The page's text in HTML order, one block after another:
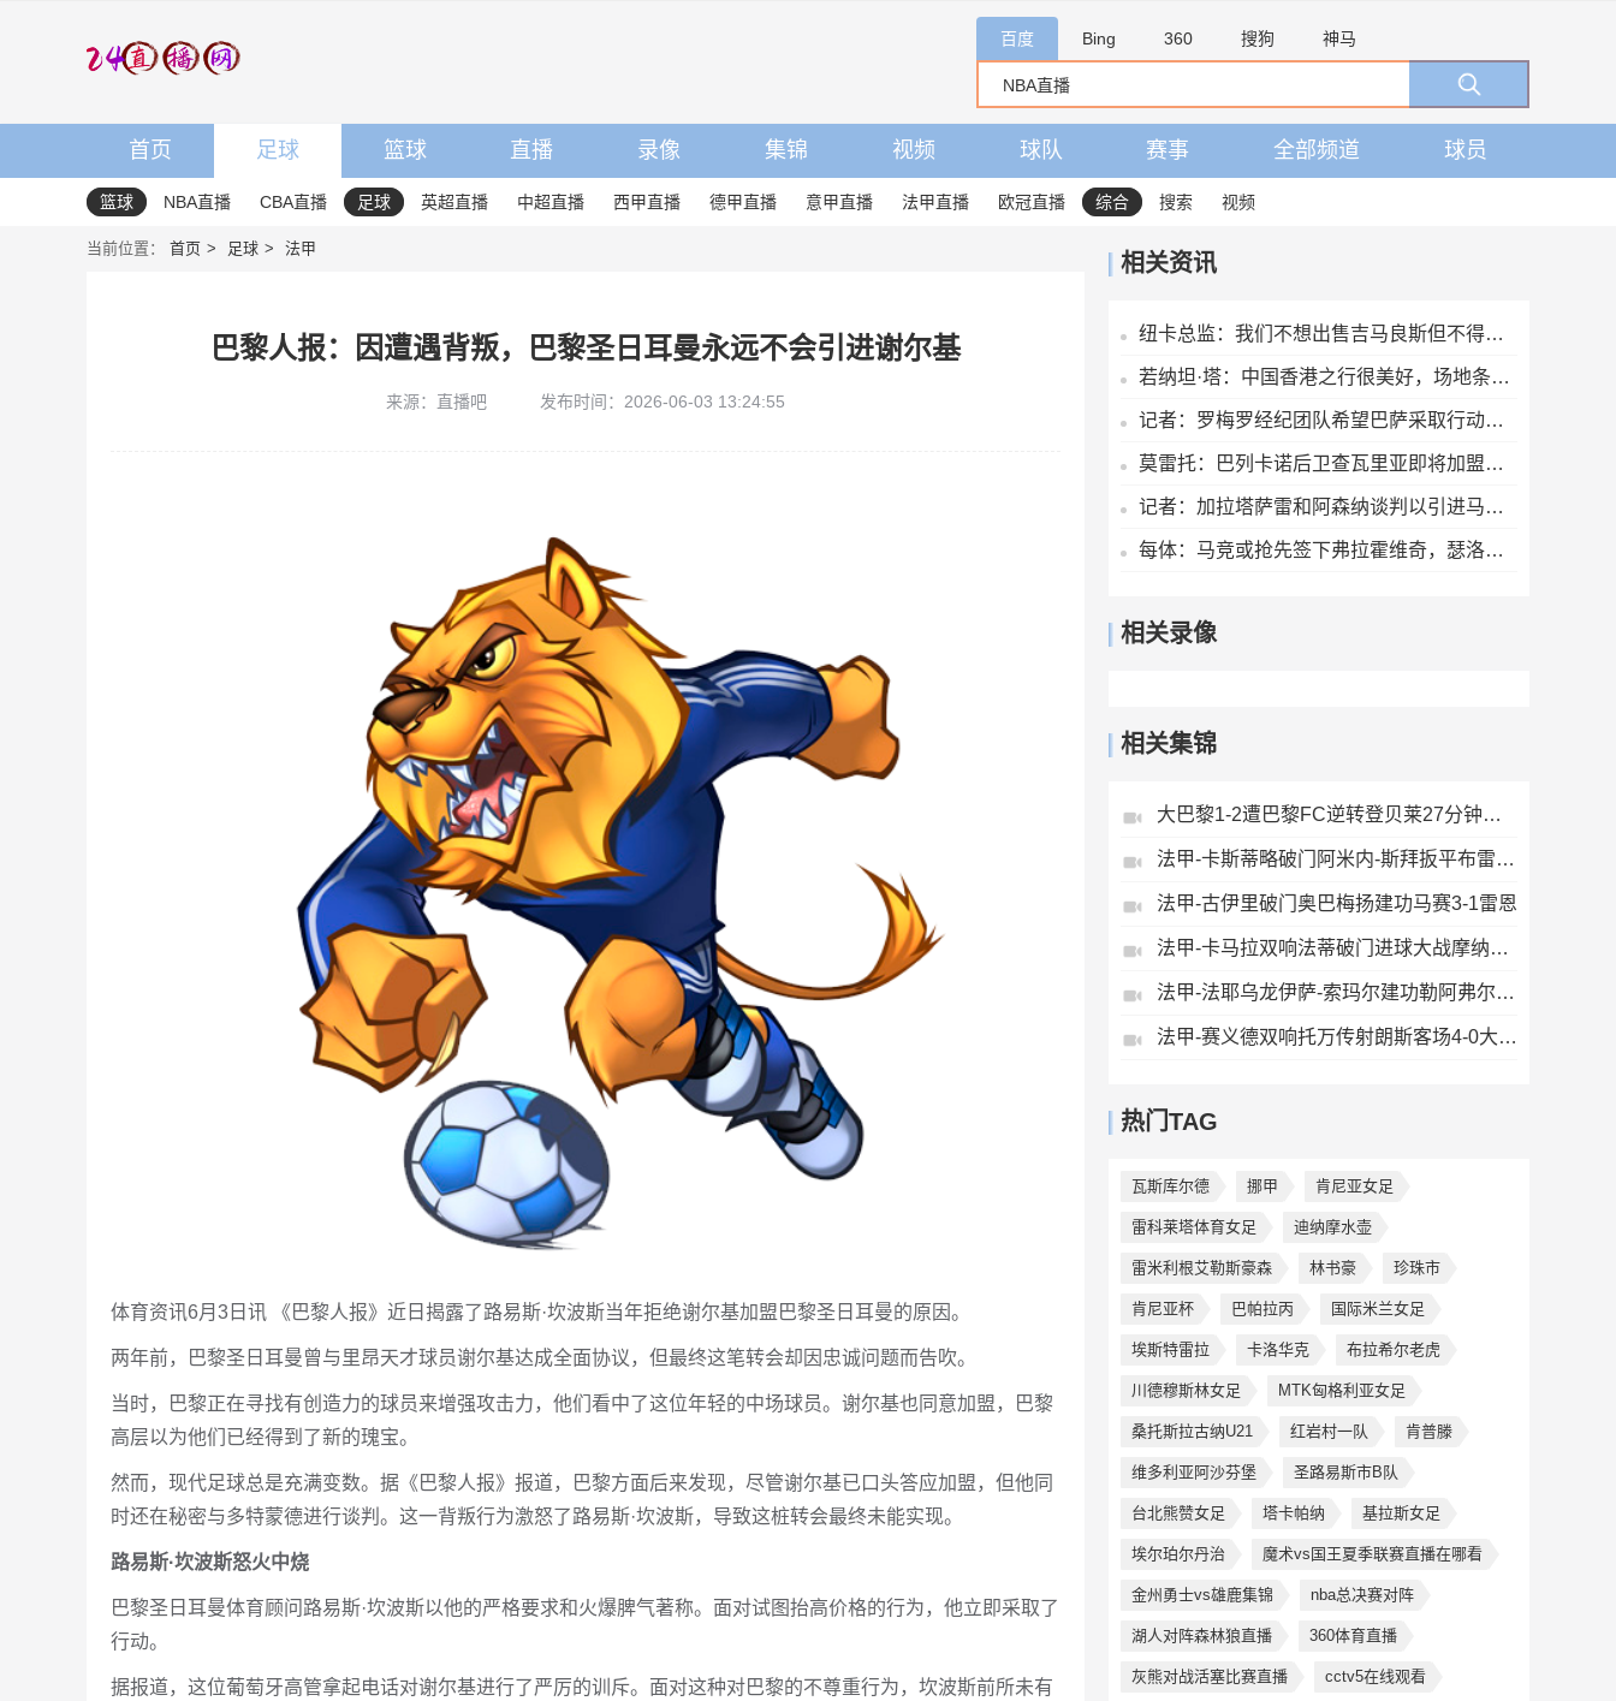
百度 Bing 360 搜狗 神马
首页 足球 篮球 直播 录像 集锦 视频 球队 赛事 全部频道 球员
篮球 NBA直播 CBA直播 足球 英超直播 中超直播 西甲直播 德甲直播 意甲直播 法甲直播 欧冠直播 综合 搜索 视频
当前位置： 首页 足球 法甲
巴黎人报：因遭遇背叛，巴黎圣日耳曼永远不会引进谢尔基
来源：直播吧 发布时间：2026-06-03 13:24:55
体育资讯6月3日讯 《巴黎人报》近日揭露了路易斯·坎波斯当年拒绝谢尔基加盟巴黎圣日耳曼的原因。
两年前，巴黎圣日耳曼曾与里昂天才球员谢尔基达成全面协议，但最终这笔转会却因忠诚问题而告吹。
当时，巴黎正在寻找有创造力的球员来增强攻击力，他们看中了这位年轻的中场球员。谢尔基也同意加盟，巴黎
高层以为他们已经得到了新的瑰宝。
然而，现代足球总是充满变数。据《巴黎人报》报道，巴黎方面后来发现，尽管谢尔基已口头答应加盟，但他同
时还在秘密与多特蒙德进行谈判。这一背叛行为激怒了路易斯·坎波斯，导致这桩转会最终未能实现。
路易斯·坎波斯怒火中烧
巴黎圣日耳曼体育顾问路易斯·坎波斯以他的严格要求和火爆脾气著称。面对试图抬高价格的行为，他立即采取了
行动。
据报道，这位葡萄牙高管拿起电话对谢尔基进行了严厉的训斥。面对这种对巴黎的不尊重行为，坎波斯前所未有
相关资讯
纽卡总监：我们不想出售吉马良斯但不得不权衡，他明确说出了意愿
若纳坦·塔：中国香港之行很美好，场地条件一般 但我们踢得不错
记者：罗梅罗经纪团队希望巴萨采取行动，但后者首选引进罗德里
莫雷托：巴列卡诺后卫查瓦里亚即将加盟切尔西，很快就会官方宣布
记者：加拉塔萨雷和阿森纳谈判以引进马丁内利，球员合同明夏到期
每体：马竞或抢先签下弗拉霍维奇，瑟洛特去留成关键变量
相关录像
相关集锦
大巴黎1-2遭巴黎FC逆转登贝莱27分钟伤退戈里替补双响+读秒绝杀
法甲-卡斯蒂略破门阿米内-斯拜扳平布雷斯特1-1昂热
法甲-古伊里破门奥巴梅扬建功马赛3-1雷恩
法甲-卡马拉双响法蒂破门进球大战摩纳哥4-5斯特拉斯堡
法甲-法耶乌龙伊萨-索玛尔建功勒阿弗尔2-0洛里昂
法甲-赛义德双响托万传射朗斯客场4-0大胜里昂
热门TAG
瓦斯库尔德 挪甲 肯尼亚女足
雷科莱塔体育女足 迪纳摩水壶
雷米利根艾勒斯豪森 林书豪 珍珠市
肯尼亚杯 巴帕拉丙 国际米兰女足
埃斯特雷拉 卡洛华克 布拉希尔老虎
川德穆斯林女足 MTK匈格利亚女足
桑托斯拉古纳U21 红岩村一队 肯普滕
维多利亚阿沙芬堡 圣路易斯市B队
台北熊赞女足 塔卡帕纳 基拉斯女足
埃尔珀尔丹治 魔术vs国王夏季联赛直播在哪看
金州勇士vs雄鹿集锦 nba总决赛对阵
湖人对阵森林狼直播 360体育直播
灰熊对战活塞比赛直播 cctv5在线观看